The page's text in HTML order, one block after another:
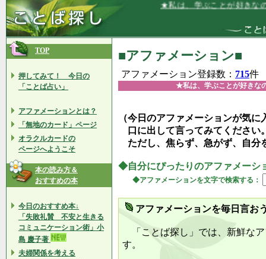
★私は、学ぶことが好きなので、これ
TOP
押してみて！ 今日の
「ことば占い」
アファメーションとは？
「無地のカード」ページ
オラクルカードの
ページへようこそ
本の読み方＆
おすすめの本
今日のおすすめ本↓
「失敗礼賛 不安と生きる
コミュニケーション術」小
島 慶子著
夫婦関係を考える
■アファメーション■
アファメーション登録数： 715件
★私は、学ぶことが好きな
（今日のアファメーションが気
口に出して言ってみてください
ただし、焦らず、急がず、自分
◆自分にぴったりのアファメーシ
◆アファメーションを文字で検索する：
アファメーションを毎日言お
「ことば探し」では、新鮮な
す。